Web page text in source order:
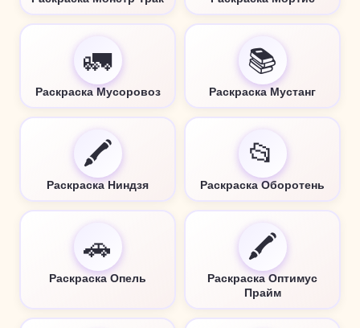
🚛
Раскраска Мусоровоз
📚
Раскраска Мустанг
🖍️
Раскраска Ниндзя
📂
Раскраска Оборотень
🚗
Раскраска Опель
🖍️
Раскраска Оптимус
Прайм